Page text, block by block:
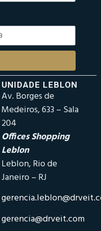
UNIDADE LEBLON
Av. Borges de
Medeiros, 633 – Sala
204
Offices Shopping
Leblon
Leblon, Rio de
Janeiro – RJ
gerencia@drveit.com